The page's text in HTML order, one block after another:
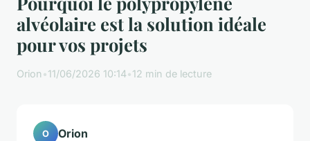
alvéolaire est la solution idéale
pour vos projets
Orion •11/06/2026 10:14•12 min de lecture
O Orion